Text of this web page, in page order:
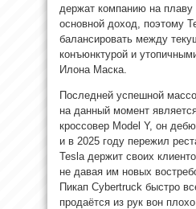
держат компанию на плаву
основной доход, поэтому
балансировать между
конъюнктурой и
Илона Маска.
Последней успешной
на данный момент
кроссовер Model Y, он
и в 2025 году пережил
Tesla держит своих
не давая им новых
Пикап Cybertruck быстро
продаётся из рук вон